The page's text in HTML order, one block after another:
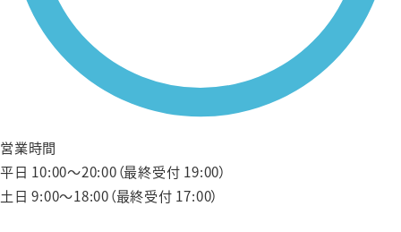
営業時間
平日 10:00〜20:00（最終受付 19:00）
土日 9:00〜18:00（最終受付 17:00）